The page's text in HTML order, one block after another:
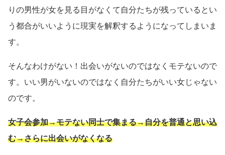
りの男性が女を見る目がなくて自分たちが残っているとい
う都合がいいように現実を解釈するようになってしまいま
す。
そんなわけがない！出会いがないのではなくモテないので
す。いい男がいないのではなく自分たちがいい女じゃない
のです。
女子会参加→モテない同士で集まる→自分を普通と思い込
む→さらに出会いがなくなる